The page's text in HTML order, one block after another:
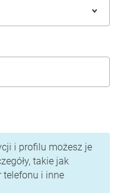
i profilu możesz je
takie jak
telefonu i inne